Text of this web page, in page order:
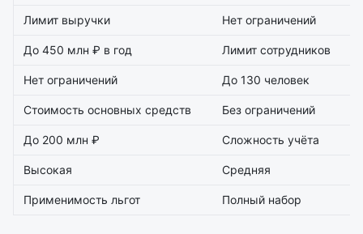
Лимит выручки Нет ограничений
До 450 млн ₽ в год Лимит сотрудников
Нет ограничений До 130 человек
Стоимость основных средств Без ограничений
До 200 млн ₽ Сложность учёта
Высокая Средняя
Применимость льгот Полный набор